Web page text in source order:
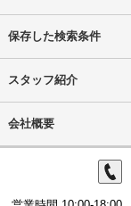
保存した検索条件
スタッフ紹介
会社概要